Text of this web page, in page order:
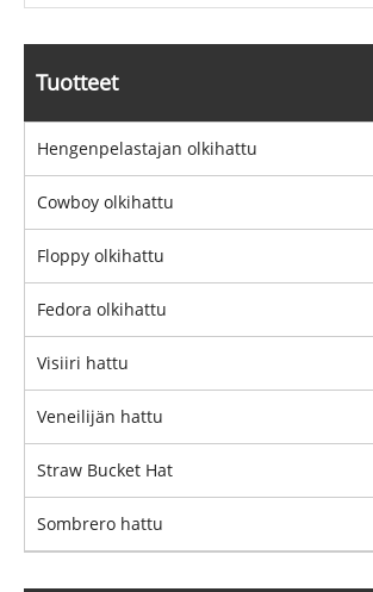
Tuotteet
Hengenpelastajan olkihattu
Cowboy olkihattu
Floppy olkihattu
Fedora olkihattu
Visiiri hattu
Veneilijän hattu
Straw Bucket Hat
Sombrero hattu